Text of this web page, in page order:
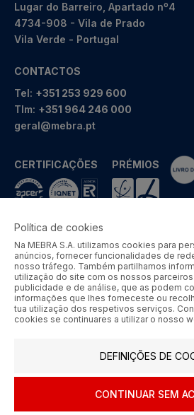
Lugar do Barreiro, Apartado nº4
4734-908 - Vila de Prado
Vila Verde - Portugal
CONTACTOS
Tel: +351 253 929 600
Tlm: +351 964 246 000
geral@mebra.pt
CERTIFICAÇÕES PRÉMIOS
MEBRA - Comércio por Grosso de Metais
S.A. © 2026 Todos os direitos
Aos preços apresentados acresce IVA à
SIGA-NOS
Política de cookies
Na MEBRA S.A. utilizamos cookies para
anúncios, fornecer funcionalidades de
nosso tráfego. Também partilhamos
utilização do site com os nossos
publicidade e de análise, que as podem
informações que lhes forneceste ou
tua utilização dos respetivos serviços.
cookies se continuares a utilizar o nosso
DEFINIÇÕES DE
CONTINUAR SEM